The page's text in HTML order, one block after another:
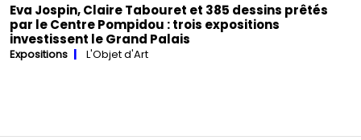
Eva Jospin, Claire Tabouret et 385 dessins prêtés
par le Centre Pompidou : trois expositions
investissent le Grand Palais
Expositions L'Objet d'Art